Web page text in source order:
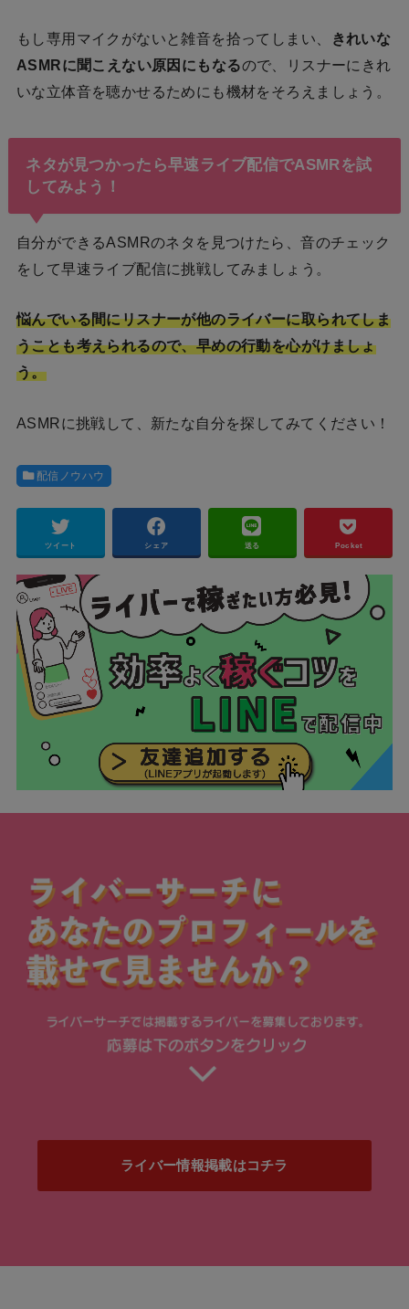
もし専用マイクがないと雑音を拾ってしまい、
きれいな
ASMRに聞こえない原因にもなるので、リスナーにきれ
いな立体音を聴かせるためにも機材をそろえましょう。
ネタが見つかったら早速ライブ配信でASMRを試
してみよう！
自分ができるASMRのネタを見つけたら、音のチェック
をして早速ライブ配信に挑戦してみましょう。
悩んでいる間にリスナーが他のライバーに取られてしま
うことも考えられるので、早めの行動を心がけましょ
う。
ASMRに挑戦して、新たな自分を探してみてください！
配信ノウハウ
ツイート シェア 送る Pocket
ライバー情報掲載はコチラ